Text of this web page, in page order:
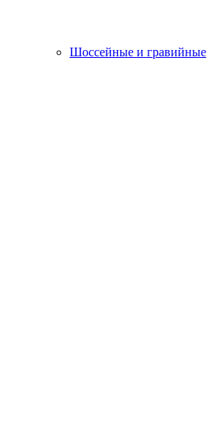
Шоссейные и гравийные